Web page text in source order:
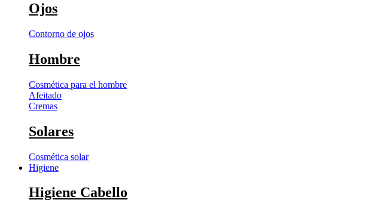
Ojos
Contorno de ojos
Hombre
Cosmética para el hombre
Afeitado
Cremas
Solares
Cosmética solar
Higiene
Higiene Cabello